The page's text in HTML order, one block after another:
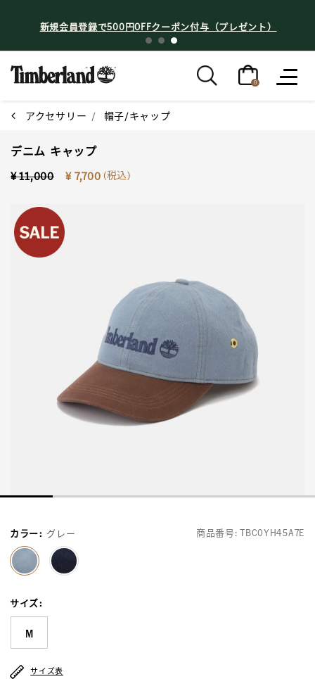
新規会員登録で500円OFFクーポン付与（プレゼント）
0
アクセサリー 帽子/キャップ
デニム キャップ
Price reduced from
¥ 11,000to ¥ 7,700 (税込)
商品番号:TBC0YH45A7E
カラー: グレー
サイズ:
M
サイズ表